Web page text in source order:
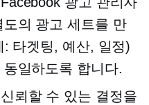
의 광고 세트를 만
타겟팅, 예산, 일정)
일하도록 합니다.
신뢰할 수 있는 결정을